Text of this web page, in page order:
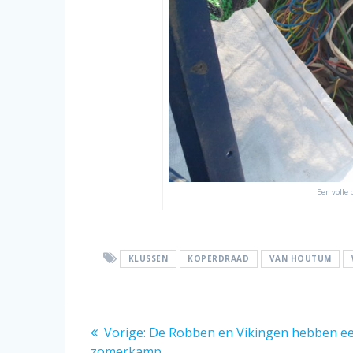
Een volle
KLUSSEN KOPERDRAAD VAN HOUTUM
Bericht
Vorige: Vorig
De Robben en Vikingen hebben